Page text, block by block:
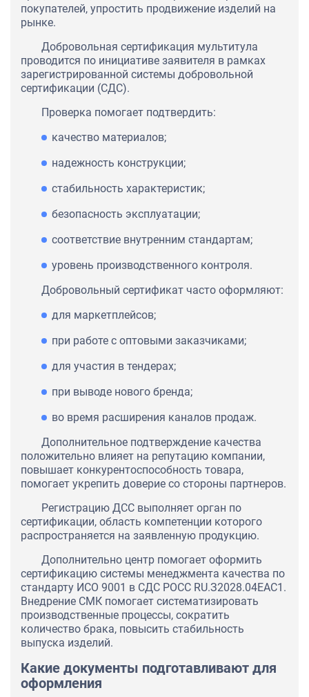
покупателей, упростить продвижение изделий на
рынке.
Добровольная сертификация мультитула
проводится по инициативе заявителя в рамках
зарегистрированной системы добровольной
сертификации (СДС).
Проверка помогает подтвердить:
качество материалов;
надежность конструкции;
стабильность характеристик;
безопасность эксплуатации;
соответствие внутренним стандартам;
уровень производственного контроля.
Добровольный сертификат часто оформляют:
для маркетплейсов;
при работе с оптовыми заказчиками;
для участия в тендерах;
при выводе нового бренда;
во время расширения каналов продаж.
Дополнительное подтверждение качества
положительно влияет на репутацию компании,
повышает конкурентоспособность товара,
помогает укрепить доверие со стороны партнеров.
Регистрацию ДСС выполняет орган по
сертификации, область компетенции которого
распространяется на заявленную продукцию.
Дополнительно центр помогает оформить
сертификацию системы менеджмента качества по
стандарту ИСО 9001 в СДС РОСС RU.З2028.04ЕАС1.
Внедрение СМК помогает систематизировать
производственные процессы, сократить
количество брака, повысить стабильность
выпуска изделий.
Какие документы подготавливают для
оформления